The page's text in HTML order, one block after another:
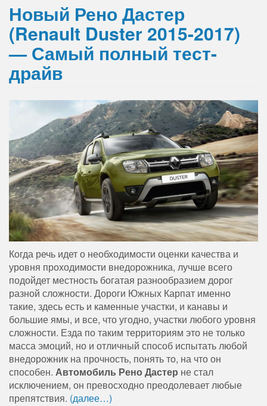
Новый Рено Дастер
(Renault Duster 2015-2017)
— Самый полный тест-
драйв
Когда речь идет о необходимости оценки качества и
уровня проходимости внедорожника, лучше всего
подойдет местность богатая разнообразием дорог
разной сложности. Дороги Южных Карпат именно
такие, здесь есть и каменные участки, и канавы и
большие ямы, и все, что угодно, участки любого уровня
сложности. Езда по таким территориям это не только
масса эмоций, но и отличный способ испытать любой
внедорожник на прочность, понять то, на что он
способен. Автомобиль Рено Дастер не стал
исключением, он превосходно преодолевает любые
препятствия. (далее…)